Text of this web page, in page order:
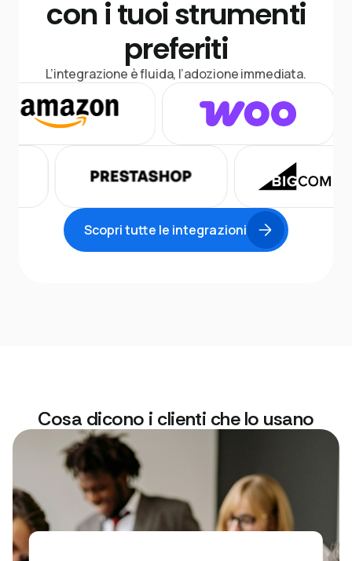
con i tuoi strumenti
preferiti
L’integrazione è fluida, l’adozione immediata.
Scopri tutte le integrazioni
Cosa dicono i clienti che lo usano